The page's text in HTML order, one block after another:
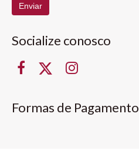
Enviar
Socialize conosco
Formas de Pagamento